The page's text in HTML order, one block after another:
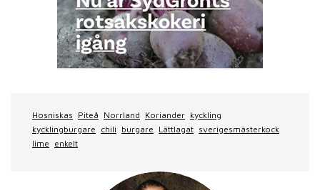
Hosniskas Piteå Norrland Koriander kyckling
kycklingburgare chili burgare Lättlagat sverigesmästerkock
lime enkelt